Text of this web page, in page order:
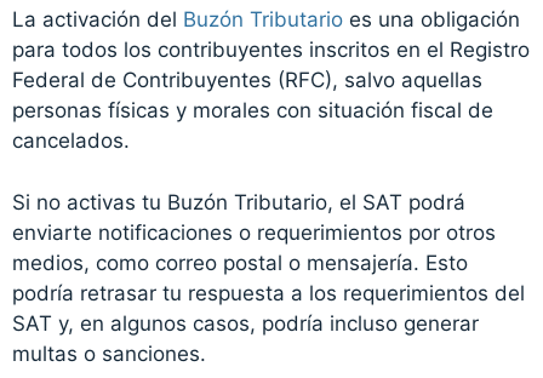
La activación del Buzón Tributario es una obligación
para todos los contribuyentes inscritos en el Registro
Federal de Contribuyentes (RFC), salvo aquellas
personas físicas y morales con situación fiscal de
cancelados.
Si no activas tu Buzón Tributario, el SAT podrá
enviarte notificaciones o requerimientos por otros
medios, como correo postal o mensajería. Esto
podría retrasar tu respuesta a los requerimientos del
SAT y, en algunos casos, podría incluso generar
multas o sanciones.